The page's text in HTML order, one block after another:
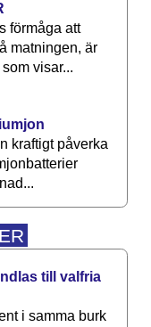
förmåga att
matningen, är
visar...
kraftigt påverka
till valfria
i samma burk